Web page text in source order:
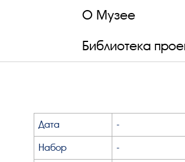
О Музее
Библиотека
Дата -
Набор -